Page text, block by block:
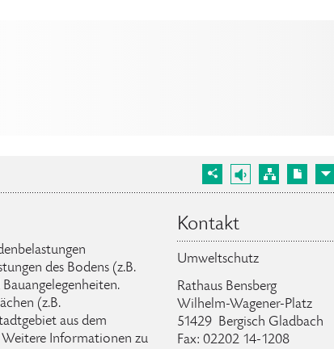
des Bodens (z.B.
(z.B.
aus dem
Weitere Informationen zu
Kontakt
Umweltschutz
Rathaus Bensberg
Wilhelm-Wagener-Platz
51429 Bergisch Gladbach
Fax: 02202 14-1208